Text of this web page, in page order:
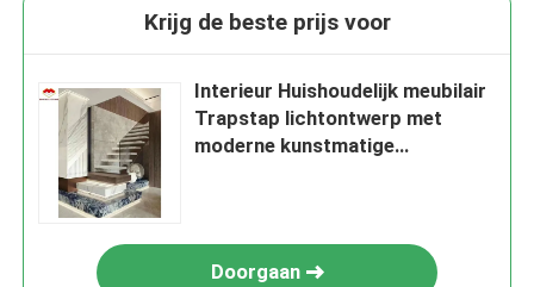
Krijg de beste prijs voor
Interieur Huishoudelijk meubilair
Trapstap lichtontwerp met
moderne kunstmatige
Doorgaan